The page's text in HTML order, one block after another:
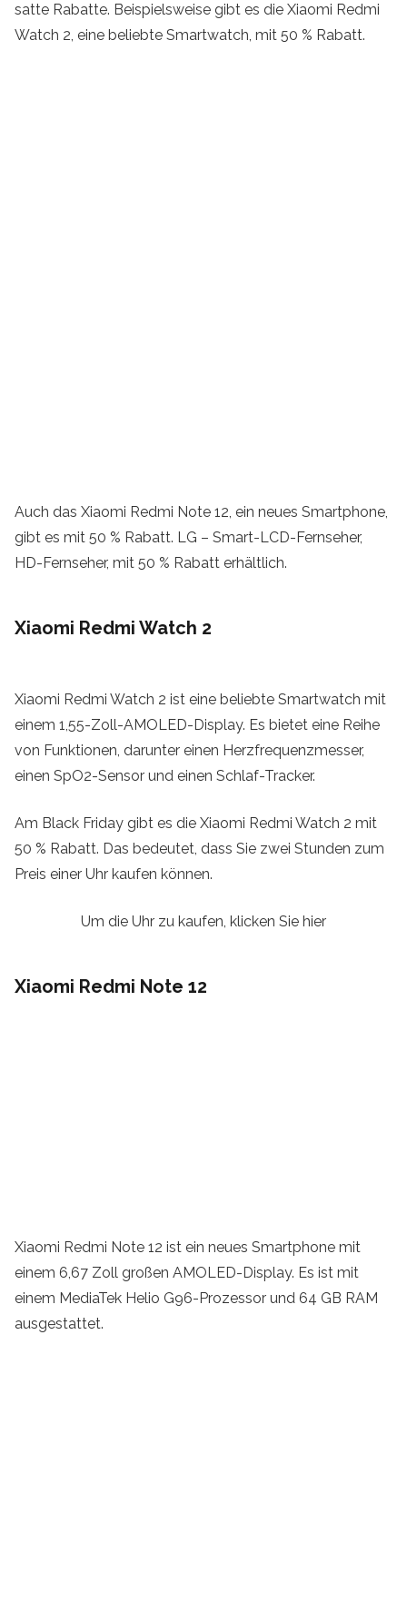
satte Rabatte. Beispielsweise gibt es die Xiaomi Redmi
Watch 2, eine beliebte Smartwatch, mit 50 % Rabatt.
Auch das Xiaomi Redmi Note 12, ein neues Smartphone,
gibt es mit 50 % Rabatt. LG – Smart-LCD-Fernseher,
HD-Fernseher, mit 50 % Rabatt erhältlich.
Xiaomi Redmi Watch 2
Xiaomi Redmi Watch 2 ist eine beliebte Smartwatch mit
einem 1,55-Zoll-AMOLED-Display. Es bietet eine Reihe
von Funktionen, darunter einen Herzfrequenzmesser,
einen SpO2-Sensor und einen Schlaf-Tracker.
Am Black Friday gibt es die Xiaomi Redmi Watch 2 mit
50 % Rabatt. Das bedeutet, dass Sie zwei Stunden zum
Preis einer Uhr kaufen können.
Um die Uhr zu kaufen, klicken Sie hier
Xiaomi Redmi Note 12
Xiaomi Redmi Note 12 ist ein neues Smartphone mit
einem 6,67 Zoll großen AMOLED-Display. Es ist mit
einem MediaTek Helio G96-Prozessor und 64 GB RAM
ausgestattet.